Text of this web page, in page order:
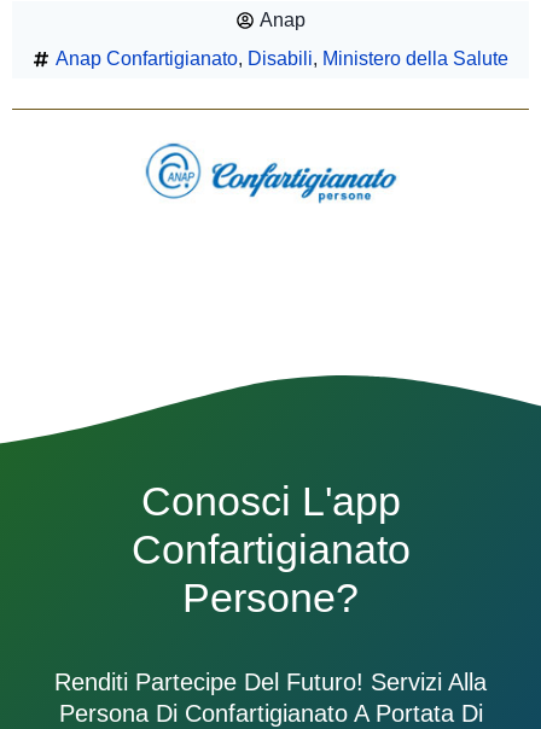
Anap
Anap Confartigianato, Disabili, Ministero della Salute
Conosci L'app
Confartigianato
Persone?
Renditi Partecipe Del Futuro! Servizi Alla
Persona Di Confartigianato A Portata Di